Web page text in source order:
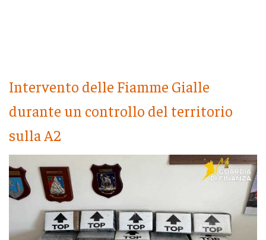
Intervento delle Fiamme Gialle
durante un controllo del territorio
sulla A2